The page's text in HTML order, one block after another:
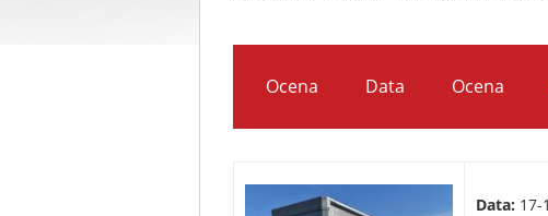
Ocena Data Ocena
Data: 17-